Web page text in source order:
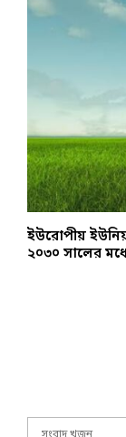
ইউরোপীয়
২০৩০ সালের